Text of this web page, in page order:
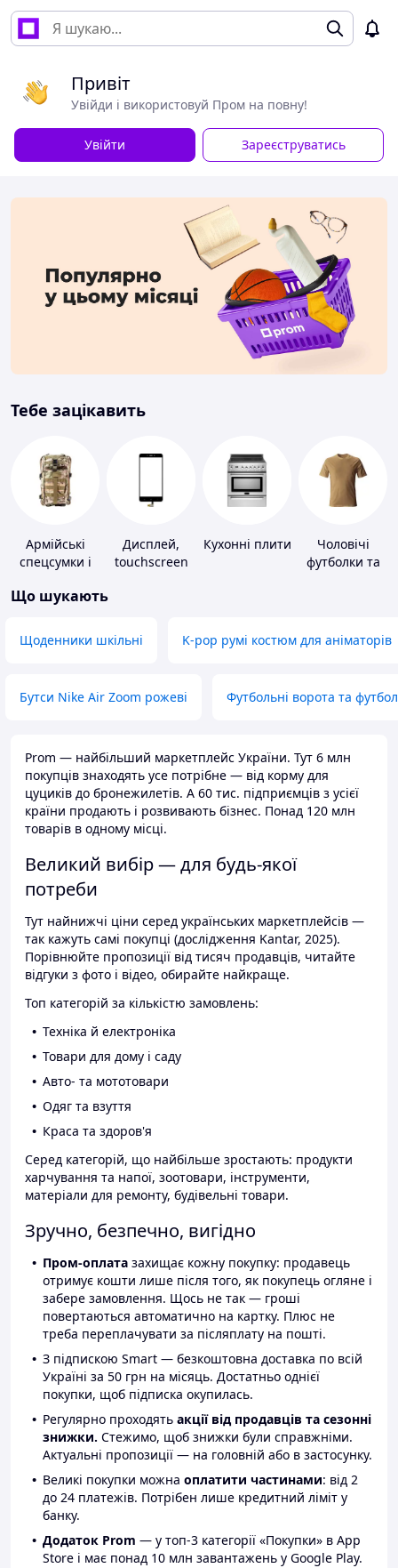
Привіт
Увійди і використовуй Пром на повну!
Увійти Зареєструватись
Тебе зацікавить
Армійські
спецсумки і
Дисплей,
touchscreen
Кухонні плити
Чоловічі
футболки та
Що шукають
Щоденники шкільні K-pop румі костюм для аніматорів
Бутси Nike Air Zoom рожеві Футбольні ворота та
Prom — найбільший маркетплейс України. Тут 6 млн
покупців знаходять усе потрібне — від корму для
цуциків до бронежилетів. А 60 тис. підприємців з усієї
країни продають і розвивають бізнес. Понад 120 млн
товарів в одному місці.
Великий вибір — для будь-якої
потреби
Тут найнижчі ціни серед українських маркетплейсів —
так кажуть самі покупці (дослідження Kantar, 2025).
Порівнюйте пропозиції від тисяч продавців, читайте
відгуки з фото і відео, обирайте найкраще.
Топ категорій за кількістю замовлень:
Техніка й електроніка
Товари для дому і саду
Авто- та мототовари
Одяг та взуття
Краса та здоров'я
Серед категорій, що найбільше зростають: продукти
харчування та напої, зоотовари, інструменти,
матеріали для ремонту, будівельні товари.
Зручно, безпечно, вигідно
Пром-оплата захищає кожну покупку: продавець
отримує кошти лише після того, як покупець огляне і
забере замовлення. Щось не так — гроші
повертаються автоматично на картку. Плюс не
треба переплачувати за післяплату на пошті.
З підпискою Smart — безкоштовна доставка по всій
Україні за 50 грн на місяць. Достатньо однієї
покупки, щоб підписка окупилась.
Регулярно проходять акції від продавців та сезонні
знижки. Стежимо, щоб знижки були справжніми.
Актуальні пропозиції — на головній або в застосунку.
Великі покупки можна оплатити частинами: від 2
до 24 платежів. Потрібен лише кредитний ліміт у
банку.
Додаток Prom — у топ-3 категорії «Покупки» в App
Store і має понад 10 млн завантажень у Google Play.